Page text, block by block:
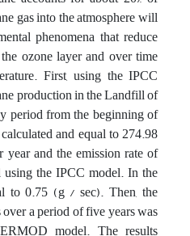
gas into the atmosphere will
phenomena that reduce
ozone layer and over time
First, using the IPCC
production in the Landfill of
period from the beginning of
and equal to 274.98
and the emission rate of
the IPCC model. In the
to 0.75 (g / sec). Then, the
a period of five years was
model. The results